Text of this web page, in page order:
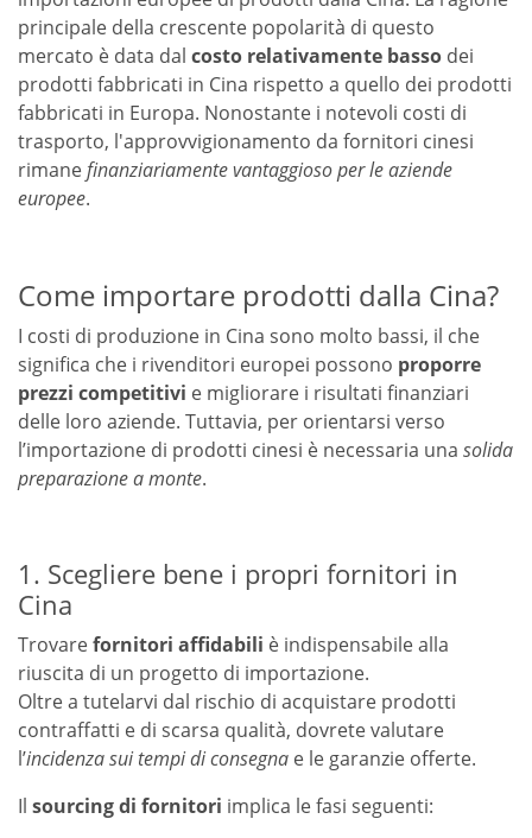
principale della crescente popolarità di questo
mercato è data dal costo relativamente basso dei
prodotti fabbricati in Cina rispetto a quello dei prodotti
fabbricati in Europa. Nonostante i notevoli costi di
trasporto, l'approvvigionamento da fornitori cinesi
rimanefinanziariamente vantaggioso per le aziende
europee.
Come importare prodotti dalla Cina?
I costi di produzione in Cina sono molto bassi, il che
significa che i rivenditori europei possono proporre
prezzi competitivi e migliorare i risultati finanziari
delle loro aziende. Tuttavia, per orientarsi verso
l’importazione di prodotti cinesi è necessaria una solida
preparazione a monte.
1. Scegliere bene i propri fornitori in
Cina
Trovarefornitori affidabili è indispensabile alla
riuscita di un progetto di importazione.
Oltre a tutelarvi dal rischio di acquistare prodotti
contraffatti e di scarsa qualità, dovrete valutare
l’incidenza sui tempi di consegna e le garanzie offerte.
Il sourcing di fornitori implica le fasi seguenti: